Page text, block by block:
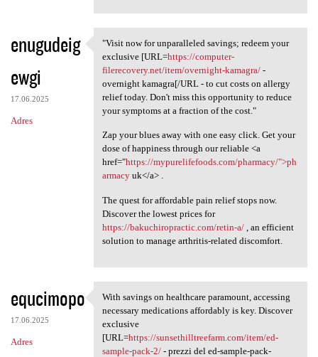
enugudeig
ewgi
17.06.2025
Adres
"Visit now for unparalleled
"Visit now for unparalleled savings; redeem your
exclusive [URL=https://computer-
filerecovery.net/item/overnight-kamagra/-
overnight kamagra[/URL - to cut costs on allergy
relief today. Don't miss this opportunity to reduce
your symptoms at a fraction of the cost."
Zap your blues away with one easy click. Get your
dose of happiness through our reliable <a
href="https://mypurelifefoods.com/pharmacy/">ph
armacyuk</a> .
The quest for affordable pain relief stops now.
Discover the lowest prices for
https://bakuchiropractic.com/retin-a/, an efficient
solution to manage arthritis-related discomfort.
equcimopo
17.06.2025
Adres
With savings on healthcare
With savings on healthcare paramount, accessing
necessary medications affordably is key. Discover
exclusive
[URL=https://sunsethilltreefarm.com/item/ed-
sample-pack-2/- prezzi del ed-sample-pack-